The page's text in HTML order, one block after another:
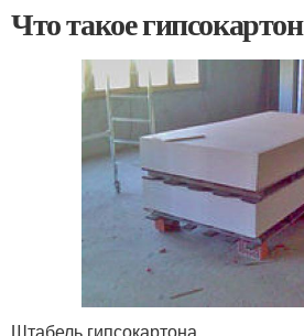
Что такое гипсокартон